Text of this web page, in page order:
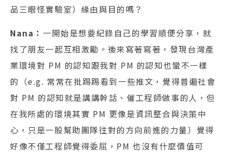
品三眼怪實驗室）緣由與目的嗎？
Nana： 一開始是想要紀錄自己的學習順便分享，就
找了朋友一起互相激勵。後來寫著寫著，發現台灣產
業環境對 PM 的認知跟我對 PM 的認知也蠻不一樣
的（e.g. 常常在批踢踢看到一些推文，覺得普遍社會
對 PM 的認知就是講講幹話、催工程師做事的人，但
在我所處的環境其實 PM 更像是資訊整合與決策中
心，只是一股幫助團隊往對的方向前進的力量）覺得
好像不僅工程師覺得委屈，PM 也沒有什麼價值可